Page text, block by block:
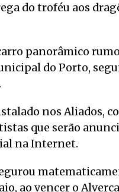
do troféu aos
panorâmico
do Porto,
nos Aliados,
que serão
na Internet.
ao vencer o